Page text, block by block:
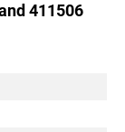
411506